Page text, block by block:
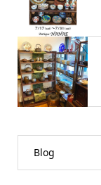
Blog